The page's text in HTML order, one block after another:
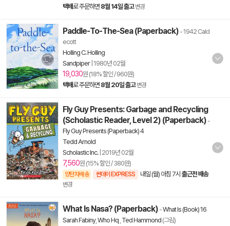
택배로 주문하면 8월 14일 출고 변경
Paddle-To-The-Sea (Paperback) - 1942 Cald
ecott
Holling C. Holling
Sandpiper| 1980년 02월
19,030원 (18% 할인 / 960원)
택배로 주문하면 8월 20일 출고 변경
Fly Guy Presents: Garbage and Recycling
(Scholastic Reader, Level 2) (Paperback) -
Fly Guy Presents (Paperback) 4
Tedd Arnold
Scholastic Inc.| 2019년 02월
7,560원 (15% 할인 / 380원)
양탄자배송 썬데이 EXPRESS 내일 (월) 아침 7시 출근전 배송
변경
What Is Nasa? (Paperback) -What Is (Book) 16
Sarah Fabiny, Who Hq Ted Hammond (그림)